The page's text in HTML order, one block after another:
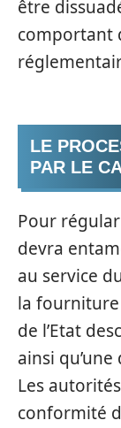
être
comportant
LE
PAR LE
Pour
devra
au service
la
de l’Etat
ainsi
Les
conformité